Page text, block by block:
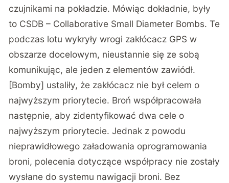
czujnikami na pokładzie. Mówiąc dokładnie, były
to CSDB – Collaborative Small Diameter Bombs. Te
podczas lotu wykryły wrogi zakłócacz GPS w
obszarze docelowym, nieustannie się ze sobą
komunikując, ale jeden z elementów zawiódł.
[Bomby] ustaliły, że zakłócacz nie był celem o
najwyższym priorytecie. Broń współpracowała
następnie, aby zidentyfikować dwa cele o
najwyższym priorytecie. Jednak z powodu
nieprawidłowego załadowania oprogramowania
broni, polecenia dotyczące współpracy nie zostały
wysłane do systemu nawigacji broni. Bez